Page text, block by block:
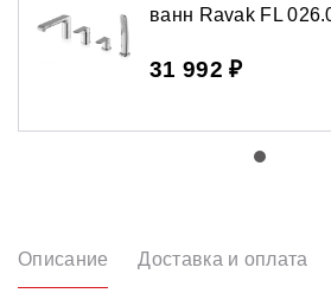
ванн Ravak FL
31 992 ₽
Описание Доставка и оплата